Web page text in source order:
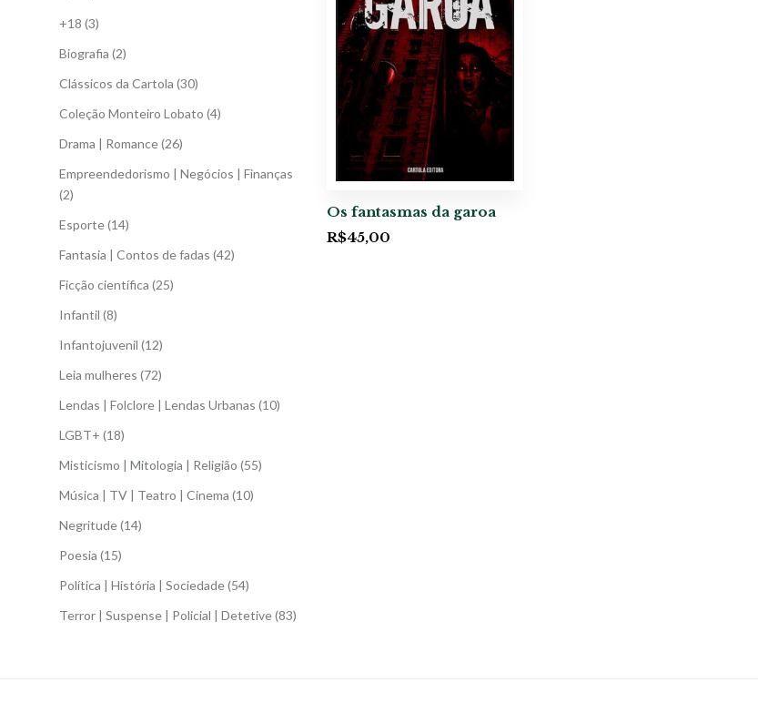
+18 (3)
Biografia (2)
Clássicos da Cartola (30)
Coleção Monteiro Lobato (4)
Drama | Romance(26)
Empreendedorismo | Negócios | Finanças
(2)
Esporte(14)
Fantasia | Contos de fadas (42)
Ficção científica (25)
Infantil (8)
Infantojuvenil (12)
Leia mulheres (72)
Lendas | Folclore | Lendas Urbanas (10)
LGBT+ (18)
Misticismo | Mitologia | Religião (55)
Música | TV | Teatro | Cinema (10)
Negritude(14)
Poesia (15)
Política | História | Sociedade(54)
Terror | Suspense | Policial | Detetive(83)
Os fantasmas da garoa
R$45,00